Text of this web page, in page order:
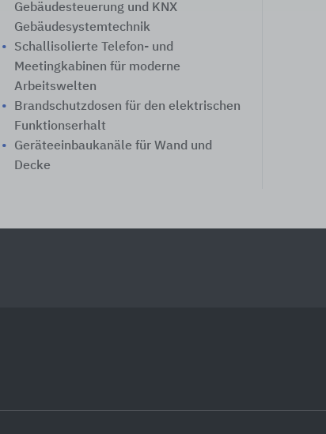
Gebäudesteuerung und KNX
Gebäudesystemtechnik
Schallisolierte Telefon- und
Meetingkabinen für moderne
Arbeitswelten
Brandschutzdosen für den elektrischen
Funktionserhalt
Geräteeinbaukanäle für Wand und
Decke